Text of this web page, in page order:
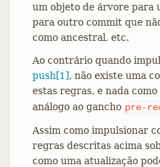
um objeto de árvore para
para outro commit que
como ancestral, etc.
Ao contrário quando
push[1], não existe uma
estas regras, e nada
análogo ao gancho pre-
Assim como impulsionar
regras descritas acima
como uma atualização